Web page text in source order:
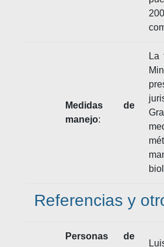
Medidas de
manejo:
La
Referencias y
Personas de